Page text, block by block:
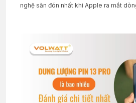
nghệ săn đón nhất khi Apple ra mắt